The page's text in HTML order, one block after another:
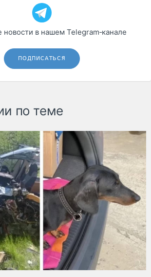
новости в нашем Telegram‑канале
ПОДПИСАТЬСЯ
по теме